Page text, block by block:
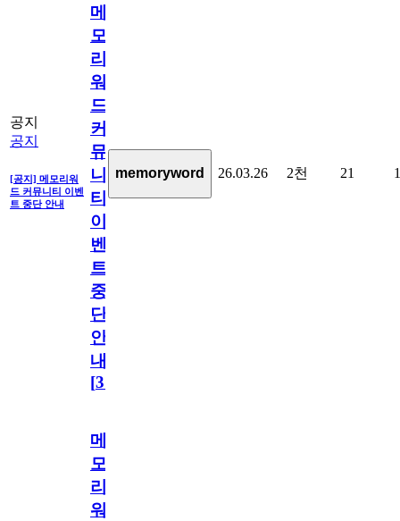
공지
공지
[공지] 메모리워
드 커뮤니티 이벤
트 중단 안내
메
모
리
워
드
커
뮤
니
티
이
벤
트
중
단
안
내
[31
memoryword 26.03.26 2천 21 1
메
모
리
워